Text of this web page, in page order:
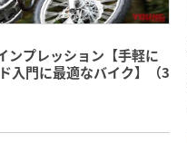
入門に最適なバイク】（3